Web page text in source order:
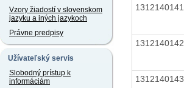
Vzory žiadostí v slovenskom
jazyku a iných jazykoch
Právne predpisy
Užívateľský servis
Slobodný prístup k
informáciám
1312140141
1312140142
1312140143